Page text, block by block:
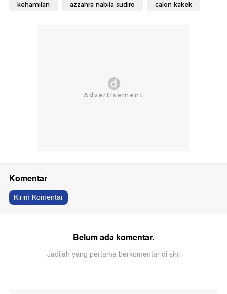
kehamilan azzahra nabila sudiro calon kakek
Komentar
Kirim Komentar
Belum ada komentar.
Jadilah yang pertama berkomentar di sini